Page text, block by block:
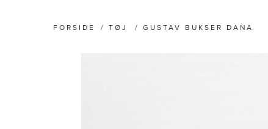
FORSIDE / TØJ / GUSTAV BUKSER DANA